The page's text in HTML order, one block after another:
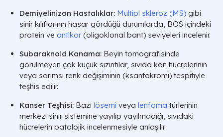
Demiyelinizan Hastalıklar: Multipl skleroz (MS) gibi
sinir kılıflarının hasar gördüğü durumlarda, BOS içindeki
protein ve antikor(oligoklonal bant) seviyeleri incelenir.
Subaraknoid Kanama: Beyin tomografisinde
görülmeyen çok küçük sızıntılar, sıvıda kan hücrelerinin
veya sarımsı renk değişiminin (ksantokromi) tespitiyle
teşhis edilir.
Kanser Teşhisi: Bazı lösemi veya lenfoma türlerinin
merkezi sinir sistemine yayılıp yayılmadığı, sıvıdaki
hücrelerin patolojik incelenmesiyle anlaşılır.